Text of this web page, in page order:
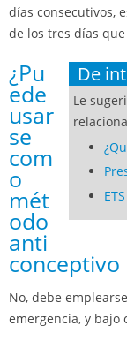
días consecutivos,
de los tres días
De
Le
ETS
¿Pu
ede
usar
se
com
o
mét
odo
anti
conceptivo
No, debe
emergencia, y bajo